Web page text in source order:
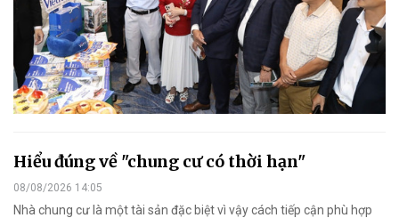
Hiểu đúng về "chung cư có thời hạn"
08/08/2026 14:05
Nhà chung cư là một tài sản đặc biệt vì vậy cách tiếp cận phù hợp